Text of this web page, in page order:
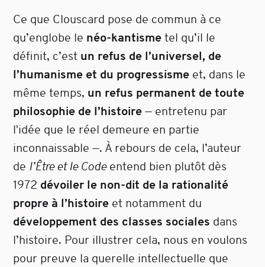
Ce que Clouscard pose de commun à ce
qu’englobe le néo-kantisme tel qu’il le
définit, c’est un refus de l’universel, de
l’humanisme et du progressisme et, dans le
même temps, un refus permanent de toute
philosophie de l’histoire — entretenu par
l'idée que le réel demeure en partie
inconnaissable —. À rebours de cela, l’auteur
de l’Être et le Codeentend bien plutôt dès
1972 dévoiler le non-dit de la rationalité
propre à l’histoire et notamment du
développement des classes sociales dans
l’histoire. Pour illustrer cela, nous en voulons
pour preuve la querelle intellectuelle que